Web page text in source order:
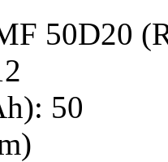
50D20
50